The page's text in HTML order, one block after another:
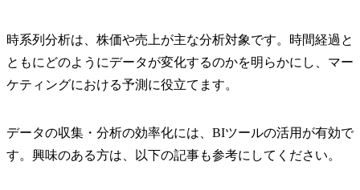
時系列分析は、株価や売上が主な分析対象です。時間経過と
ともにどのようにデータが変化するのかを明らかにし、マー
ケティングにおける予測に役立てます。
データの収集・分析の効率化には、BIツールの活用が有効で
す。興味のある方は、以下の記事も参考にしてください。